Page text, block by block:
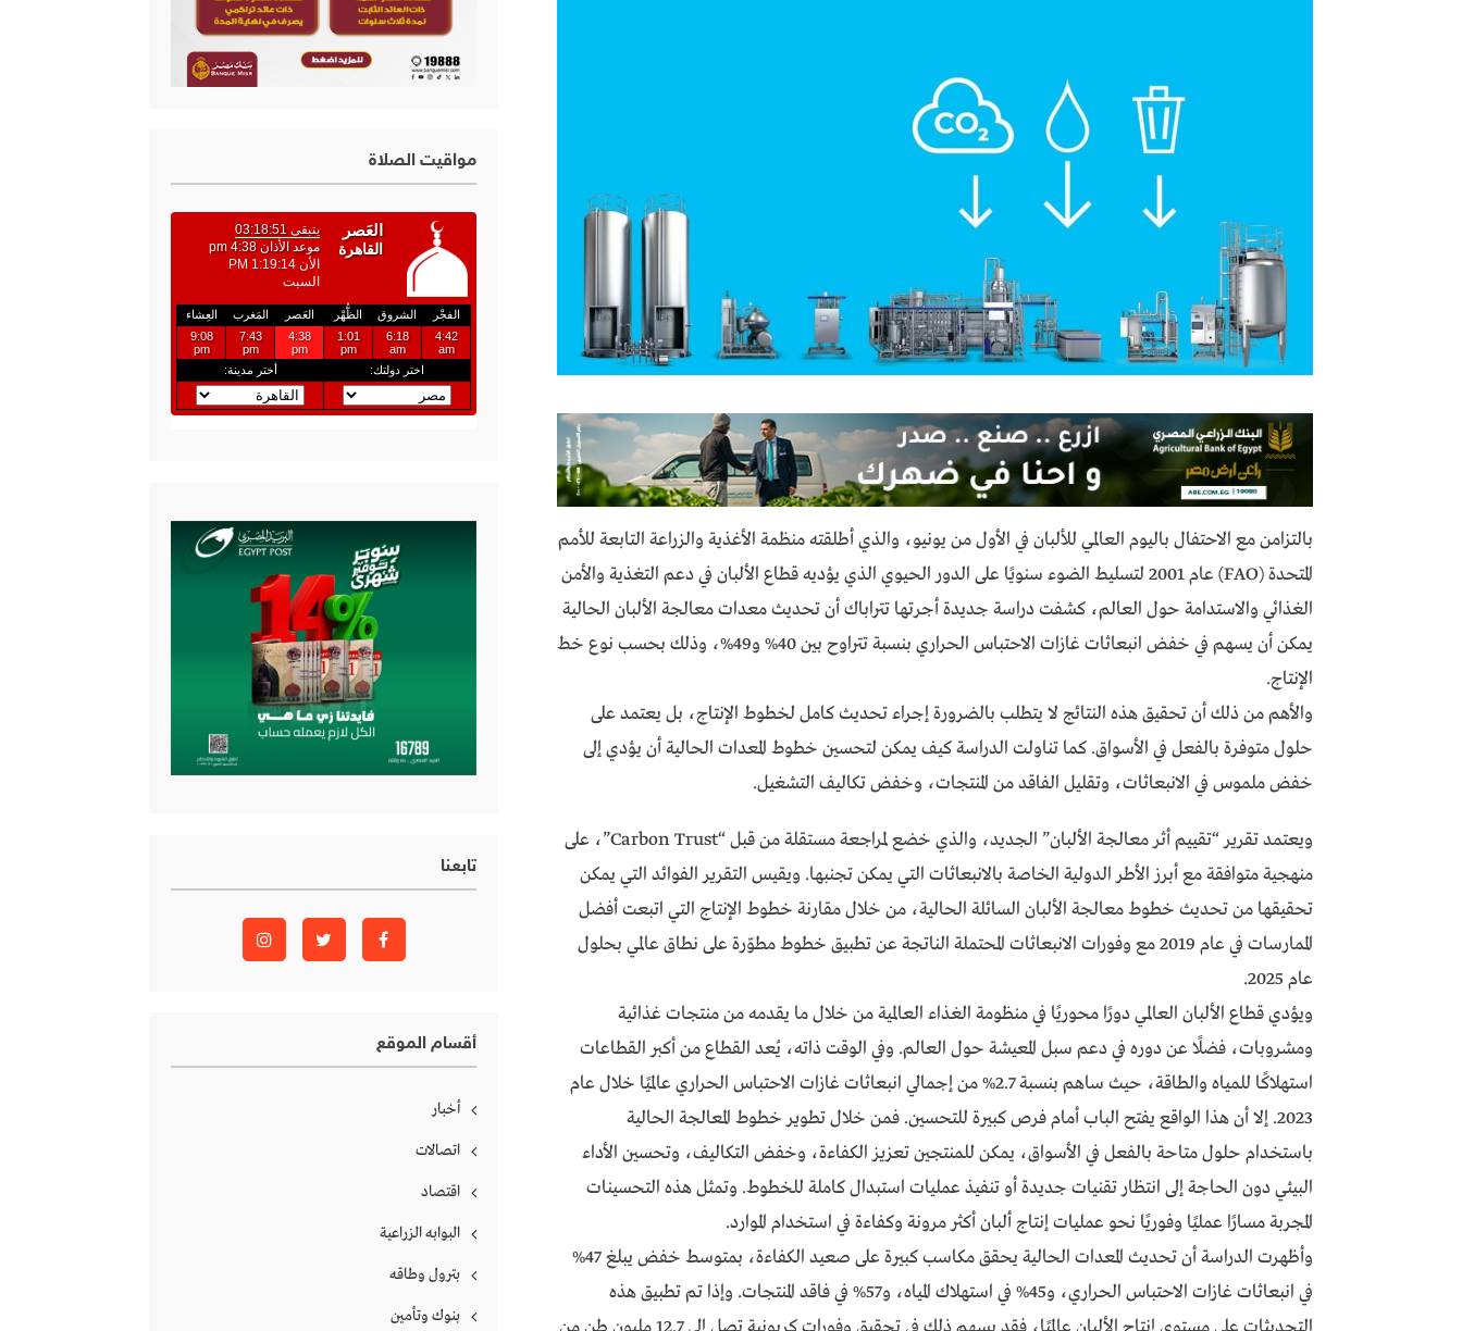
بالتزامن مع الاحتفال باليوم العالمي للألبان في الأول من يونيو، والذي أطلقته منظمة الأغذية والزراعة التابعة للأمم
المتحدة (FAO) عام 2001 لتسليط الضوء سنويًا على الدور الحيوي الذي يؤديه قطاع الألبان في دعم التغذية والأمن
الغذائي والاستدامة حول العالم، كشفت دراسة جديدة أجرتها تتراباك أن تحديث معدات معالجة الألبان الحالية
يمكن أن يسهم في خفض انبعاثات غازات الاحتباس الحراري بنسبة تتراوح بين 40% و49%، وذلك بحسب نوع خط
الإنتاج.
والأهم من ذلك أن تحقيق هذه النتائج لا يتطلب بالضرورة إجراء تحديث كامل لخطوط الإنتاج، بل يعتمد على
حلول متوفرة بالفعل في الأسواق. كما تناولت الدراسة كيف يمكن لتحسين خطوط المعدات الحالية أن يؤدي إلى
خفض ملموس في الانبعاثات، وتقليل الفاقد من المنتجات، وخفض تكاليف التشغيل.
ويعتمد تقرير “تقييم أثر معالجة الألبان” الجديد، والذي خضع لمراجعة مستقلة من قبل “Carbon Trust”، على
منهجية متوافقة مع أبرز الأطر الدولية الخاصة بالانبعاثات التي يمكن تجنبها. ويقيس التقرير الفوائد التي يمكن
تحقيقها من تحديث خطوط معالجة الألبان السائلة الحالية، من خلال مقارنة خطوط الإنتاج التي اتبعت أفضل
الممارسات في عام 2019 مع وفورات الانبعاثات المحتملة الناتجة عن تطبيق خطوط مطوّرة على نطاق عالمي بحلول
عام 2025.
ويؤدي قطاع الألبان العالمي دورًا محوريًا في منظومة الغذاء العالمية من خلال ما يقدمه من منتجات غذائية
ومشروبات، فضلًا عن دوره في دعم سبل المعيشة حول العالم. وفي الوقت ذاته، يُعد القطاع من أكبر القطاعات
استهلاكًا للمياه والطاقة، حيث ساهم بنسبة 2.7% من إجمالي انبعاثات غازات الاحتباس الحراري عالميًا خلال عام
2023. إلا أن هذا الواقع يفتح الباب أمام فرص كبيرة للتحسين. فمن خلال تطوير خطوط المعالجة الحالية
باستخدام حلول متاحة بالفعل في الأسواق، يمكن للمنتجين تعزيز الكفاءة، وخفض التكاليف، وتحسين الأداء
البيئي دون الحاجة إلى انتظار تقنيات جديدة أو تنفيذ عمليات استبدال كاملة للخطوط. وتمثل هذه التحسينات
المجربة مسارًا عمليًا وفوريًا نحو عمليات إنتاج ألبان أكثر مرونة وكفاءة في استخدام الموارد.
وأظهرت الدراسة أن تحديث المعدات الحالية يحقق مكاسب كبيرة على صعيد الكفاءة، بمتوسط خفض يبلغ 47%
في انبعاثات غازات الاحتباس الحراري، و45% في استهلاك المياه، و57% في فاقد المنتجات. وإذا تم تطبيق هذه
مواقيت الصلاة
تابعنا
أقسام الموقع
أخبار
اتصالات
اقتصاد
البوابه الزراعية
بترول وطاقه
بنوك وتأمين